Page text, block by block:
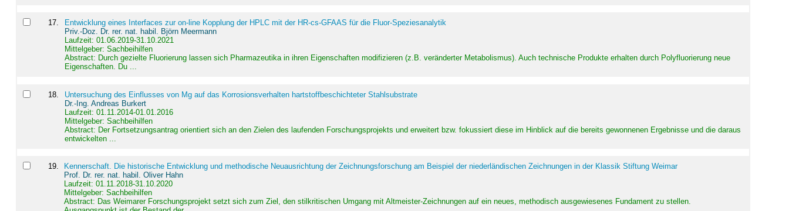
17.
Entwicklung eines Interfaces zur on-line Kopplung der HPLC mit der HR-cs-GFAAS für die Fluor-Speziesanalytik
Priv.-Doz. Dr. rer. nat. habil. Björn Meermann
Laufzeit: 01.06.2019-31.10.2021
Mittelgeber: Sachbeihilfen
Abstract: Durch gezielte Fluorierung lassen sich Pharmazeutika in ihren Eigenschaften modifizieren (z.B. veränderter Metabolismus). Auch technische Produkte erhalten durch Polyfluorierung neue
Eigenschaften. Du ...
18
Untersuchung des Einflusses von Mg auf das Korrosionsverhalten hartstoffbeschichteter Stahlsubstrate
Dr.-Ing. Andreas Burkert
Laufzeit: 01.11.2014-01.01.2016
Mittelgeber: Sachbeihilfen
Abstract: Der Fortsetzungsantrag orientiert sich an den Zielen des laufenden Forschungsprojekts und erweitert bzw. fokussiert diese im Hinblick auf die bereits gewonnenen Ergebnisse und die daraus
entwickelten ...
19.
Kennerschaft. Die historische Entwicklung und methodische Neuausrichtung der Zeichnungsforschung am Beispiel der niederländischen Zeichnungen in der Klassik Stiftung Weimar
Prof. Dr. rer. nat. habil. Oliver Hahn
Laufzeit: 01.11.2018-31.10.2020
Mittelgeber: Sachbeihilfen
Abstract: Das Weimarer Forschungsprojekt setzt sich zum Ziel, den stilkritischen Umgang mit Altmeister-Zeichnungen auf ein neues, methodisch ausgewiesenes Fundament zu stellen.